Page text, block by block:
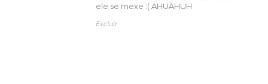
ele se mexe :( AHUAHUH
Excluir